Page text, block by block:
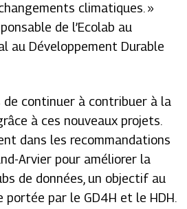
climatiques. »
de l’Ecolab au
au Développement Durable
de continuer à contribuer à la
à ces nouveaux projets.
dans les recommandations
Arvier pour améliorer la
de données, un objectif au
par le GD4H et le HDH.